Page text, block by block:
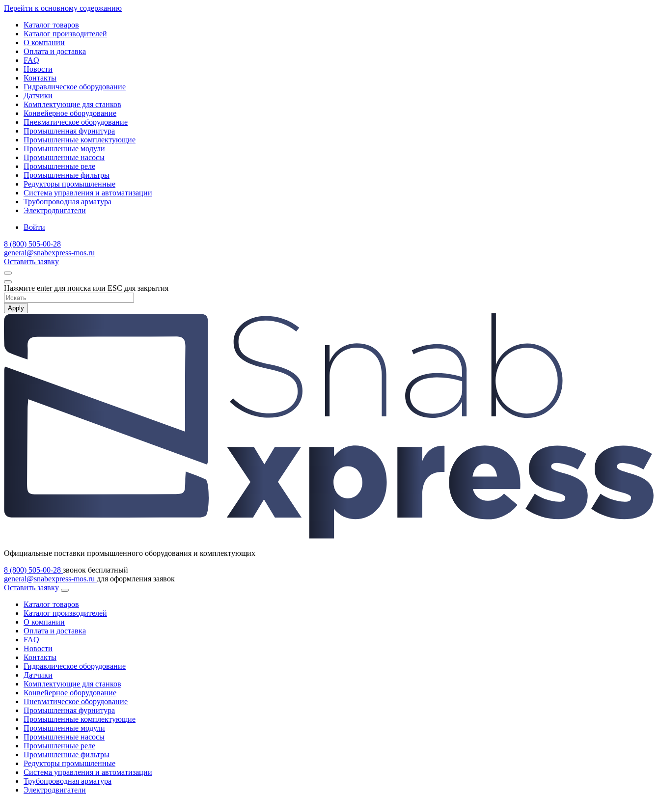
Перейти к основному содержанию
Каталог товаров
Каталог производителей
О компании
Оплата и доставка
FAQ
Новости
Контакты
Гидравлическое оборудование
Датчики
Комплектующие для станков
Конвейерное оборудование
Пневматическое оборудование
Промышленная фурнитура
Промышленные комплектующие
Промышленные модули
Промышленные насосы
Промышленные реле
Промышленные фильтры
Редукторы промышленные
Система управления и автоматизации
Трубопроводная арматура
Электродвигатели
Войти
8 (800) 505-00-28
general@snabexpress-mos.ru
Оставить заявку
Нажмите enter для поиска или ESC для закрытия
Apply
Официальные поставки промышленного оборудования и комплектующих
8 (800) 505-00-28 звонок бесплатный
general@snabexpress-mos.ru для оформления заявок
Оставить заявку
Каталог товаров
Каталог производителей
О компании
Оплата и доставка
FAQ
Новости
Контакты
Гидравлическое оборудование
Датчики
Комплектующие для станков
Конвейерное оборудование
Пневматическое оборудование
Промышленная фурнитура
Промышленные комплектующие
Промышленные модули
Промышленные насосы
Промышленные реле
Промышленные фильтры
Редукторы промышленные
Система управления и автоматизации
Трубопроводная арматура
Электродвигатели